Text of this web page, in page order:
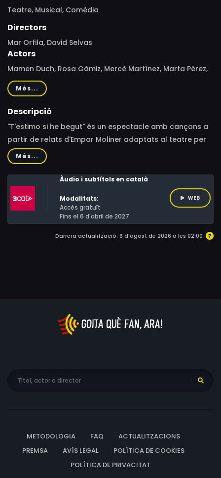
Teatre, Musical, Comèdia
Directors
Mar Orfila, David Selvas
Actors
Mamen Duch, Rosa Gàmiz, Mercè Martínez, Marta Pérez,
Carme Pla, Marc Rodríguez, David Selvas
Més...
Descripció
"T'estimo si he begut" és un espectacle amb cançons a
partir de relats d'Empar Moliner adaptats al teatre per
ella mateixa. Històries esbojarrades que fascinen per la
seva singularitat, protagonitzades per personatges
gens carismàtics, gens agraciats, però molt còmics.
Més...
Àudio i subtítols en català
Modalitats:
Accés gratuït
Fins el 6 d'abril de 2027
WEB
Darrera actualització: 6 d'agost de 2026 a les 02:00
METODOLOGIA FAQ
ACTUALITZACIONS
PREMSA
AVÍS LEGAL
POLÍTICA DE COOKIES
POLÍTICA DE PRIVACITAT